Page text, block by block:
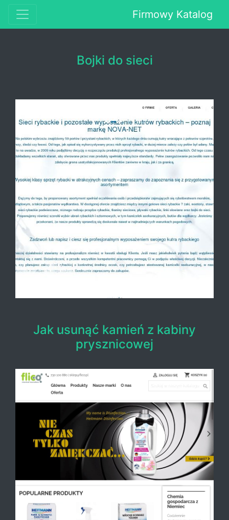
Firmowy Katalog
Bojki do sieci
Jak usunąć kamień z kabiny
prysznicowej